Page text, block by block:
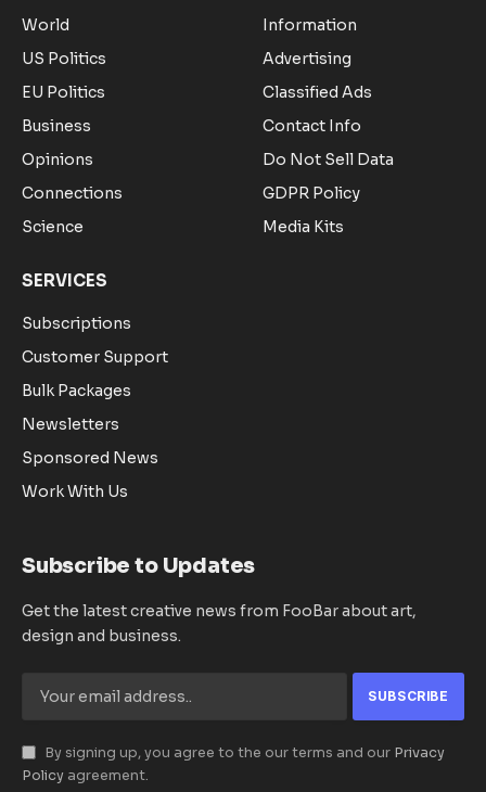
World
US Politics
EU Politics
Business
Opinions
Connections
Science
Information
Advertising
Classified Ads
Contact Info
Do Not Sell Data
GDPR Policy
Media Kits
SERVICES
Subscriptions
Customer Support
Bulk Packages
Newsletters
Sponsored News
Work With Us
Subscribe to Updates
Get the latest creative news from FooBar about art,
design and business.
By signing up, you agree to the our terms and our Privacy
Policy agreement.